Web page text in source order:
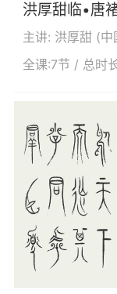
洪厚甜临•唐
主讲: 洪厚甜 (中
全课:7节 / 总时